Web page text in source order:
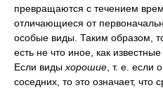
превращаются с течением
отличающиеся от
особые виды. Таким образом,
есть не что иное, как
Если виды хорошие , т. е. если
соседних, то это означает,